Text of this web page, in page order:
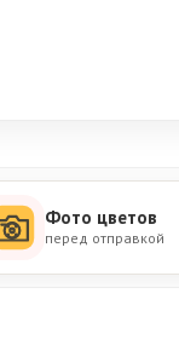
Фото цветов
перед отправкой